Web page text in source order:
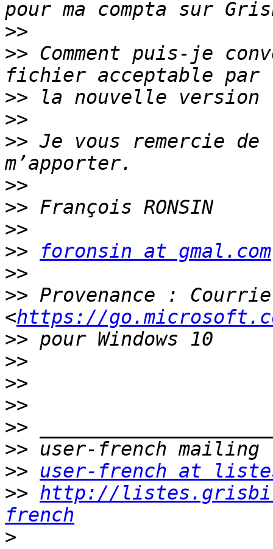
>>
>> Comment puis-je
>>
>>
>> Je vous remercie
>>
>>
>>
>>
foronsin at gmal.com
>>
>> Provenance :
<https://
>>
>>
>>
>>
>>
>>
>>
user-french at
>> http://
french
>